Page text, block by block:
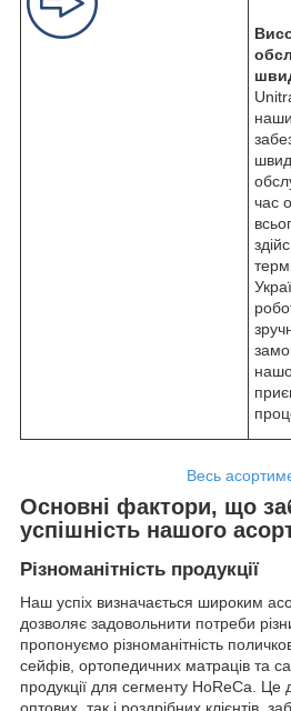
час
Весь
Основні фактори, що
успішність нашого
Різноманітність продукції
Наш успіх визначається широким
дозволяє задовольнити потреби
пропонуємо різноманітність
сейфів, ортопедичних матраців та
продукції для сегменту HoReCa. Це